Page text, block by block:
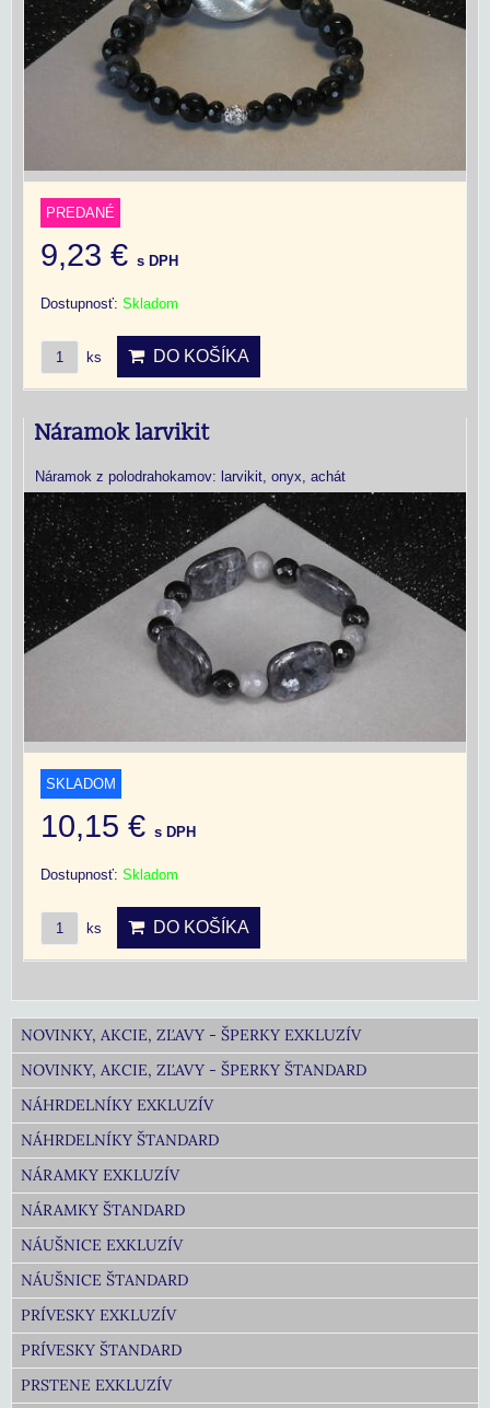
PREDANÉ
9,23 € s DPH
Dostupnosť: Skladom
ks DO KOŠÍKA
Náramok larvikit
Náramok z polodrahokamov: larvikit, onyx, achát
SKLADOM
10,15 € s DPH
Dostupnosť: Skladom
ks DO KOŠÍKA
NOVINKY, AKCIE, ZĽAVY - ŠPERKY EXKLUZÍV
NOVINKY, AKCIE, ZĽAVY - ŠPERKY ŠTANDARD
NÁHRDELNÍKY EXKLUZÍV
NÁHRDELNÍKY ŠTANDARD
NÁRAMKY EXKLUZÍV
NÁRAMKY ŠTANDARD
NÁUŠNICE EXKLUZÍV
NÁUŠNICE ŠTANDARD
PRÍVESKY EXKLUZÍV
PRÍVESKY ŠTANDARD
PRSTENE EXKLUZÍV